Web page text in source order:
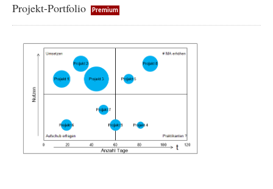
Projekt-Portfolio Premium